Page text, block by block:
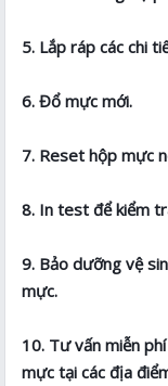
5. Lắp ráp các chi
6. Đổ mực mới.
7. Reset hộp mực
8. In test để kiểm
9. Bảo dưỡng vệ
mực.
10. Tư vấn miễn
mực tại các địa